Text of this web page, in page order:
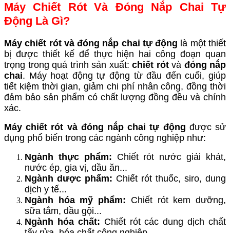
Máy Chiết Rót Và Đóng Nắp Chai Tự
Động Là Gì?
Máy chiết rót và đóng nắp chai tự động là một thiết
bị được thiết kế để thực hiện hai công đoạn quan
trọng trong quá trình sản xuất: chiết rótvà đóng nắp
chai. Máy hoạt động tự động từ đầu đến cuối, giúp
tiết kiệm thời gian, giảm chi phí nhân công, đồng thời
đảm bảo sản phẩm có chất lượng đồng đều và chính
xác.
Máy chiết rót và đóng nắp chai tự động được sử
dụng phổ biến trong các ngành công nghiệp như:
Ngành thực phẩm: Chiết rót nước giải khát,
nước ép, gia vị, dầu ăn...
Ngành dược phẩm: Chiết rót thuốc, siro, dung
dịch y tế...
Ngành hóa mỹ phẩm: Chiết rót kem dưỡng,
sữa tắm, dầu gội...
Ngành hóa chất: Chiết rót các dung dịch chất